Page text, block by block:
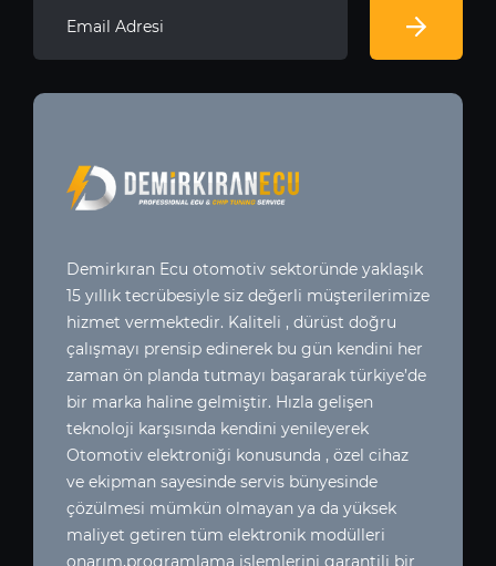
Demirkıran Ecu otomotiv sektoründe yaklaşık
15 yıllık tecrübesiyle siz değerli müşterilerimize
hizmet vermektedir. Kaliteli , dürüst doğru
çalışmayı prensip edinerek bu gün kendini her
zaman ön planda tutmayı başararak türkiye’de
bir marka haline gelmiştir. Hızla gelişen
teknoloji karşısında kendini yenileyerek
Otomotiv elektroniği konusunda , özel cihaz
ve ekipman sayesinde servis bünyesinde
çözülmesi mümkün olmayan ya da yüksek
maliyet getiren tüm elektronik modülleri
onarım,programlama işlemlerini garantili bir